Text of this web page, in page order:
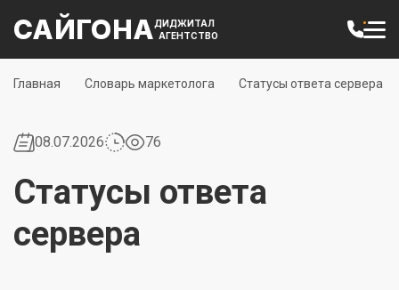
САЙГОНАДИДЖИТАЛ
АГЕНТСТВО
Главная Словарь маркетолога Статусы ответа сервера
Статусы ответа
сервера
08.07.2026 76